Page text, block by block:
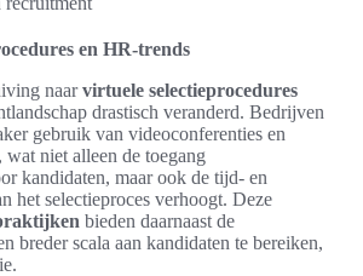
en HR-trends
naarvirtuele selectieprocedures
drastisch veranderd. Bedrijven
gebruik van videoconferenties en
wat niet alleen de toegang
kandidaten, maar ook de tijd- en
het selectieproces verhoogt. Deze
bieden daarnaast de
breder scala aan kandidaten te bereiken,